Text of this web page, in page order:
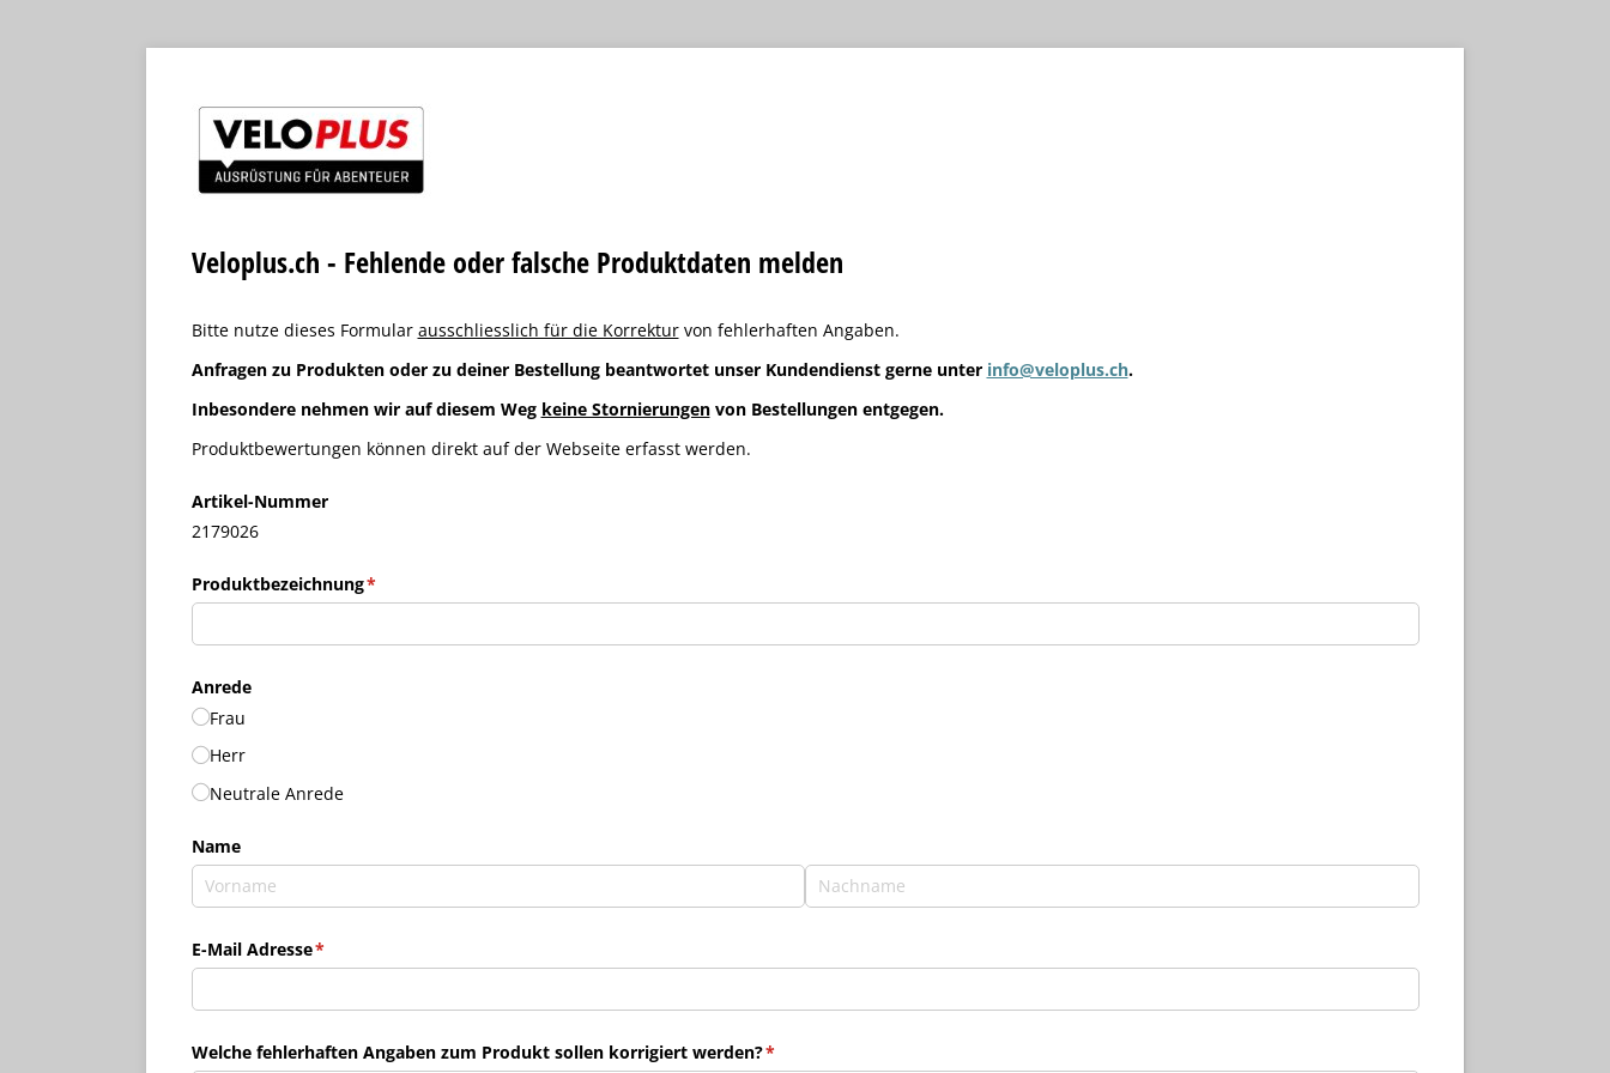
Veloplus.ch - Fehlende oder falsche Produktdaten melden
Bitte nutze dieses Formular ausschliesslich für die Korrekturvon fehlerhaften Angaben.
Anfragen zu Produkten oder zu deiner Bestellung beantwortet unser Kundendienst gerne unter info@veloplus.ch.
Inbesondere nehmen wir auf diesem Weg keine Stornierungenvon Bestellungen entgegen.
Produktbewertungen können direkt auf der Webseite erfasst werden.
Artikel-Nummer
2179026
Produktbezeichnung*
(erforderlich)
Anrede
Frau
Herr
Neutrale Anrede
Name
E-Mail Adresse*
(erforderlich)
Welche fehlerhaften Angaben zum Produkt sollen korrigiert werden?*
(erforderlich)